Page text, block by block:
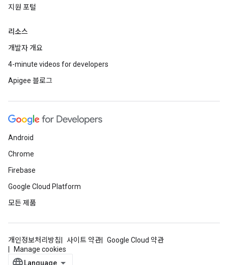
지원 포털
리소스
개발자 개요
4-minute videos for developers
Apigee 블로그
Android
Chrome
Firebase
Google Cloud Platform
모든 제품
개인정보처리방침 사이트 약관
Google Cloud 약관
Manage cookies